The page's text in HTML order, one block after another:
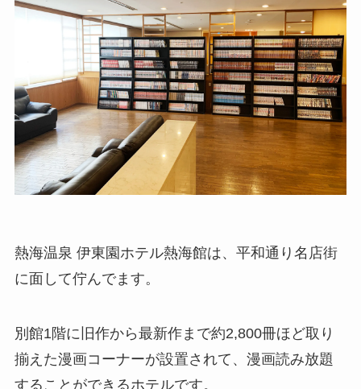
熱海温泉 伊東園ホテル熱海館は、平和通り名店街
に面して佇んでます。
別館1階に旧作から最新作まで約2,800冊ほど取り
揃えた漫画コーナーが設置されて、漫画読み放題
することができるホテルです。